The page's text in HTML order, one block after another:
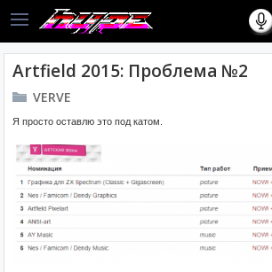
Artfield 2015: Проблема №2
VERVE
Я просто оставлю это под катом.